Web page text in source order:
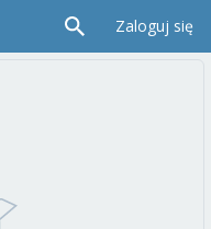
Zaloguj się